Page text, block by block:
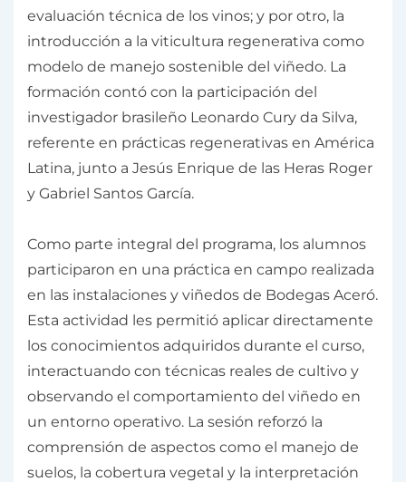
evaluación técnica de los vinos; y por otro, la
introducción a la viticultura regenerativa como
modelo de manejo sostenible del viñedo. La
formación contó con la participación del
investigador brasileño Leonardo Cury da Silva,
referente en prácticas regenerativas en América
Latina, junto a Jesús Enrique de las Heras Roger
y Gabriel Santos García.
Como parte integral del programa, los alumnos
participaron en una práctica en campo realizada
en las instalaciones y viñedos de Bodegas Aceró.
Esta actividad les permitió aplicar directamente
los conocimientos adquiridos durante el curso,
interactuando con técnicas reales de cultivo y
observando el comportamiento del viñedo en
un entorno operativo. La sesión reforzó la
comprensión de aspectos como el manejo de
suelos, la cobertura vegetal y la interpretación